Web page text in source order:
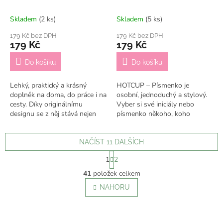
Skladem (2 ks)
179 Kč bez DPH
179 Kč
Do košíku
Lehký, praktický a krásný
doplněk na doma, do práce i na
cesty. Díky originálnímu
designu se z něj stává nejen
doplněk, který ti bude dělat...
Skladem (5 ks)
179 Kč bez DPH
179 Kč
Do košíku
HOTCUP – Písmenko je
osobní, jednoduchý a stylový.
Vyber si své iniciály nebo
písmenko někoho, koho
písmenko prosím napiš do
poznámky k objednávce – je
to...
O
v
l
á
NAČÍST 11 DALŠÍCH
S
t
r
á
n
k
1 2
41položek celkem
NAHORU